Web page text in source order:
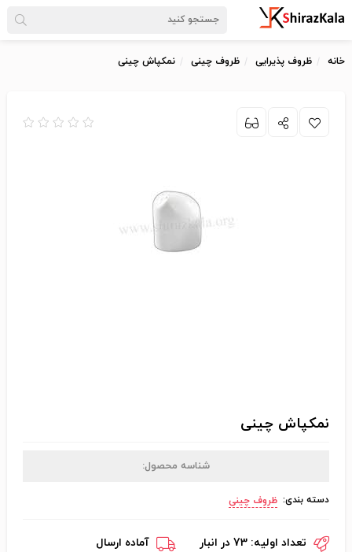
خانه ظروف پذیرایی ظروف چینی نمکپاش چینی
نمکپاش چینی
شناسه محصول:
دسته بندی: ظروف چینی
تعداد اولیه: 73 در انبار آماده ارسال